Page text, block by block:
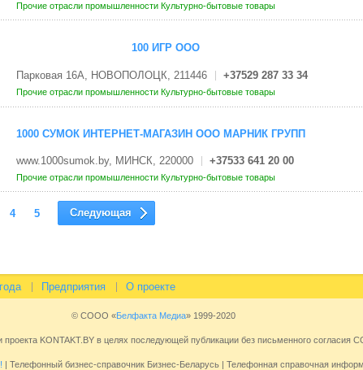
Прочие отрасли промышленности Культурно-бытовые товары
100 ИГР ООО
Парковая 16А, НОВОПОЛОЦК, 211446 +37529 287 33 34
Прочие отрасли промышленности Культурно-бытовые товары
1000 СУМОК ИНТЕРНЕТ-МАГАЗИН ООО МАРНИК ГРУПП
www.1000sumok.by, МИНСК, 220000 +37533 641 20 00
Прочие отрасли промышленности Культурно-бытовые товары
4 5 Следующая
Предприятия О проекте
© СООО «Белфакта Медиа» 1999-2020
KONTAKT.BY в целях последующей публикации без письменного
| Телефонный бизнес-справочник Бизнес-Беларусь | Телефонная справочная